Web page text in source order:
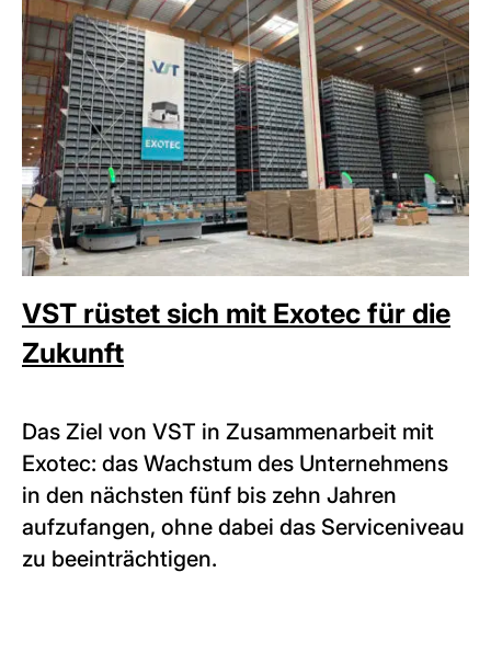
VST rüstet sich mit Exotec für die
Zukunft
Das Ziel von VST in Zusammenarbeit mit
Exotec: das Wachstum des Unternehmens
in den nächsten fünf bis zehn Jahren
aufzufangen, ohne dabei das Serviceniveau
zu beeinträchtigen.